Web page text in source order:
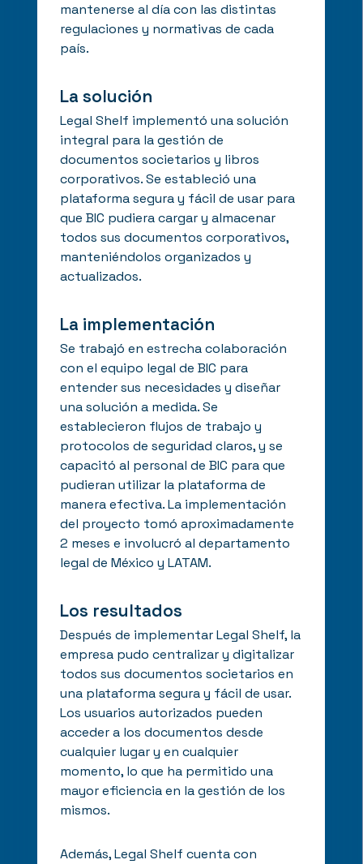
mantenerse al día con las distintas
regulaciones y normativas de cada
país.
La solución
Legal Shelf implementó una solución
integral para la gestión de
documentos societarios y libros
corporativos. Se estableció una
plataforma segura y fácil de usar para
que BIC pudiera cargar y almacenar
todos sus documentos corporativos,
manteniéndolos organizados y
actualizados.
La implementación
Se trabajó en estrecha colaboración
con el equipo legal de BIC para
entender sus necesidades y diseñar
una solución a medida. Se
establecieron flujos de trabajo y
protocolos de seguridad claros, y se
capacitó al personal de BIC para que
pudieran utilizar la plataforma de
manera efectiva. La implementación
del proyecto tomó aproximadamente
2 meses e involucró al departamento
legal de México y LATAM.
Los resultados
Después de implementar Legal Shelf, la
empresa pudo centralizar y digitalizar
todos sus documentos societarios en
una plataforma segura y fácil de usar.
Los usuarios autorizados pueden
acceder a los documentos desde
cualquier lugar y en cualquier
momento, lo que ha permitido una
mayor eficiencia en la gestión de los
mismos.
Además, Legal Shelf cuenta con